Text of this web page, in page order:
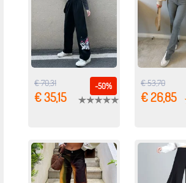
-50%
€ 70,31
€ 35,15
€ 53,70
€ 26,85